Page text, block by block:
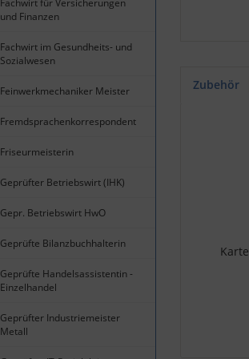
Fachwirt für Versicherungen
und Finanzen
Fachwirt im Gesundheits- und
Sozialwesen
Feinwerkmechaniker Meister
Fremdsprachenkorrespondent
Friseurmeisterin
Geprüfter Betriebswirt (IHK)
Gepr. Betriebswirt HwO
Geprüfte Bilanzbuchhalterin
Geprüfte Handelsassistentin -
Einzelhandel
Geprüfter Industriemeister
Metall
Zubehör